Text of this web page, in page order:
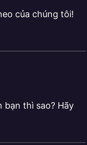
của chúng tôi!
bạn thì sao? Hãy